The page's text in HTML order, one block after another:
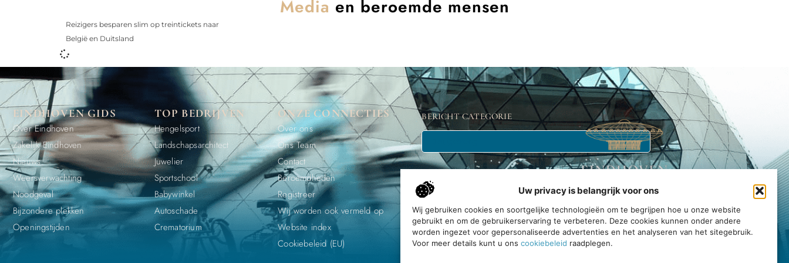
Uw privacy is belangrijk voor ons
Wij gebruiken cookies en soortgelijke technologieën om te begrijpen hoe u onze website
gebruikt en om de gebruikerservaring te verbeteren. Deze cookies kunnen onder andere
worden ingezet voor gepersonaliseerde advertenties en het analyseren van het sitegebruik.
Voor meer details kunt u ons cookiebeleid raadplegen.
Media en beroemde mensen
Reizigers besparen slim op treintickets naar
België en Duitsland
EINDHOVEN GIDS
Over Eindhoven
Zakelijk Eindhoven
Nieuws
Weersverwachting
Noodgeval
Bijzondere plekken
Openingstijden
TOP BEDRIJVEN
Hengelsport
Landschapsarchitect
Juwelier
Sportschool
Babywinkel
Autoschade
Crematorium
ONZE CONNECTIES
Over ons
Ons Team
Contact
Beroemdheden
Registreer
Wij worden ook vermeld op
Website index
Cookiebeleid (EU)
BERICHT CATEGORIE
Ontdek, ervaar, en geniet van alles wat deze bruisende gemeenschap te
bieden heeft.